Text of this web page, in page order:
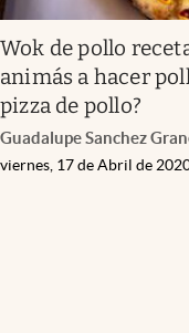
Wok de pollo
animás a hacer
pizza de pollo?
Guadalupe Sanchez
viernes, 17 de Abril de